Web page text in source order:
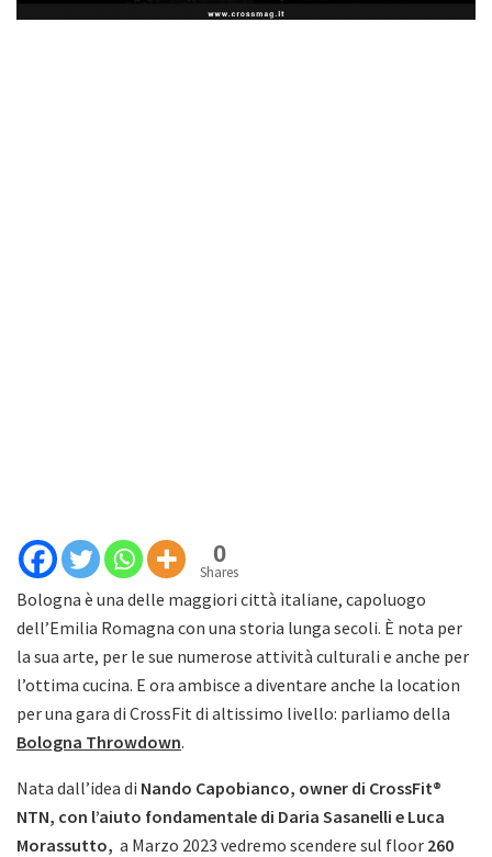
0
Shares
Bologna è una delle maggiori città italiane, capoluogo
dell’Emilia Romagna con una storia lunga secoli. È nota per
la sua arte, per le sue numerose attività culturali e anche per
l’ottima cucina. E ora ambisce a diventare anche la location
per una gara di CrossFit di altissimo livello: parliamo della
Bologna Throwdown.
Nata dall’idea di Nando Capobianco, owner di CrossFit®
NTN, con l’aiuto fondamentale di Daria Sasanelli e Luca
Morassutto, a Marzo 2023 vedremo scendere sul floor 260